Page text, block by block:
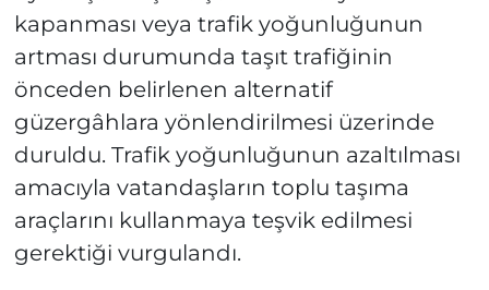
kapanması veya trafik yoğunluğunun
artması durumunda taşıt trafiğinin
önceden belirlenen alternatif
güzergâhlara yönlendirilmesi üzerinde
duruldu. Trafik yoğunluğunun azaltılması
amacıyla vatandaşların toplu taşıma
araçlarını kullanmaya teşvik edilmesi
gerektiği vurgulandı.